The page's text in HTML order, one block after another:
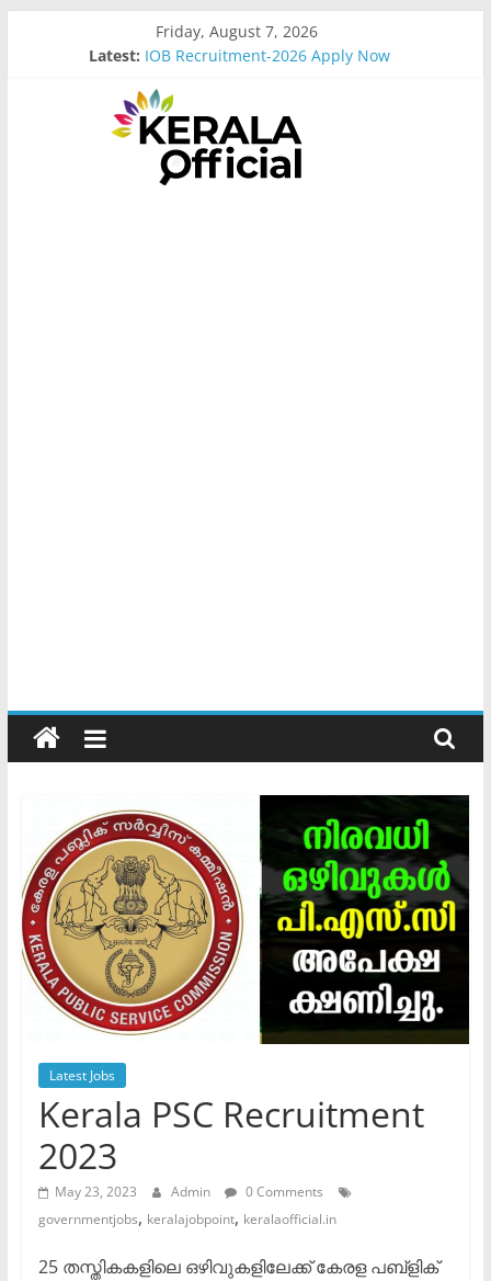
Friday, August 7, 2026
Latest: IOB Recruitment-2026 Apply Now
Govt Driver job Apply Now
Kerala Govt Onam Gift
MCC Recruitment-2026 Apply Now
Kerala
Start
something
new
Latest Jobs
Kerala PSC Recruitment
2023
May 23, 2023 Admin
0 Comments
governmentjobs, keralajobpoint, keralaofficial.in
25 ത​സ്തി​ക​ക​ളി​ലെ ഒ​ഴി​വു​ക​ളി​ലേ​ക്ക് കേ​ര​ള പ​ബ്ളി​ക്